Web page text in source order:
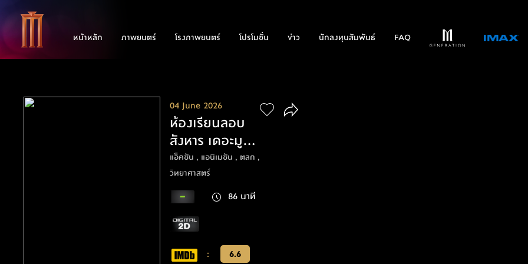
หน้าหลัก ภาพยนตร์ โรงภาพยนตร์ โปรโมชั่น ข่าว นักลงทุนสัมพันธ์ FAQ
04 June 2026
ห้องเรียนลอบ
สังหาร เดอะมูฟวี่
ห้วงเวลาของ
พวกเรา
แอ็คชัน , แอนิเมชัน , ตลก ,
วิทยาศาสตร์
86 นาที
: 6.6